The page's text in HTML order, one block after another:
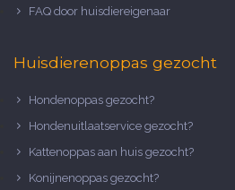
FAQ door huisdiereigenaar
Huisdierenoppas gezocht
Hondenoppas gezocht?
Hondenuitlaatservice gezocht?
Kattenoppas aan huis gezocht?
Konijnenoppas gezocht?